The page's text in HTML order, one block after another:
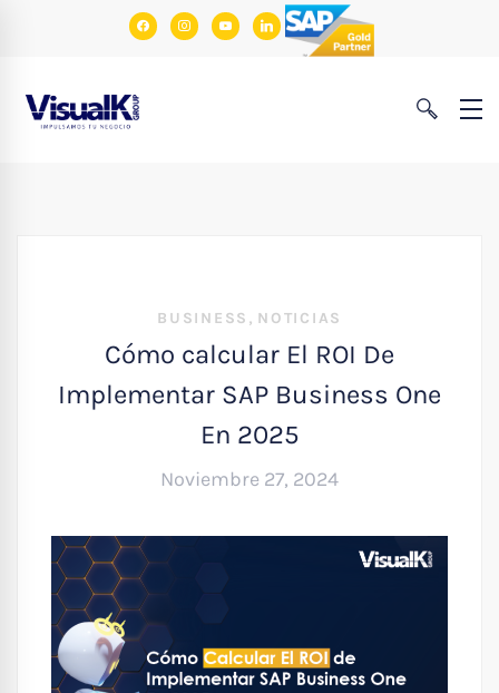
facebookinstagram
youtubelinkedin
BUSINESS , NOTICIAS
Cómo calcular El ROI De
Implementar SAP Business One
En 2025
Noviembre 27, 2024